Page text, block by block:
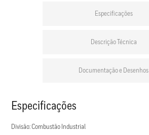
Especificações
Descrição Técnica
Documentação e Desenhos
Especificações
Divisão: Combustão Industrial